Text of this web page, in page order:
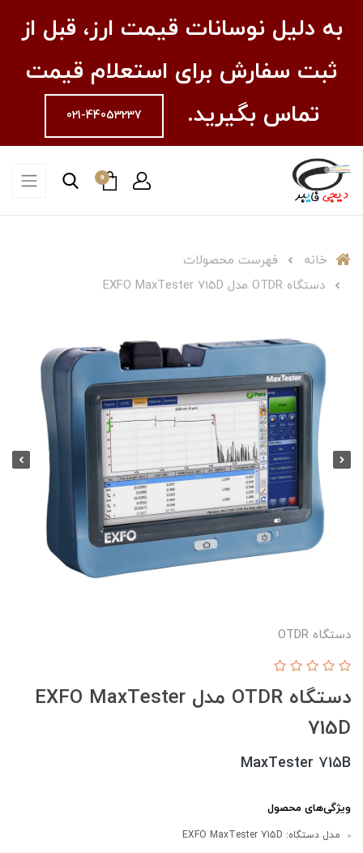
به دلیل نوسانات قیمت ارز، قبل از
ثبت سفارش برای استعلام قیمت
تماس بگیرید.
021-44053237
0
خانه
فهرست محصولات
دستگاه OTDR مدل EXFO MaxTester 715D
دستگاه OTDR
دستگاه OTDR مدل EXFO MaxTester
715D
MaxTester 715B
ویژگی‌های محصول
مدل دستگاه: EXFO MaxTester 715D